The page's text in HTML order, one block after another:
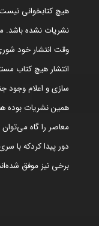
هیچ کتابخوانی
نشریات نشده باشد.
وقت انتشار خود
انتشار هیچ کتاب
سازی و اعلام وجود
همین نشریات بوده
معاصر را گاه
دور پیدا کردکه با
برخی نیز موفق